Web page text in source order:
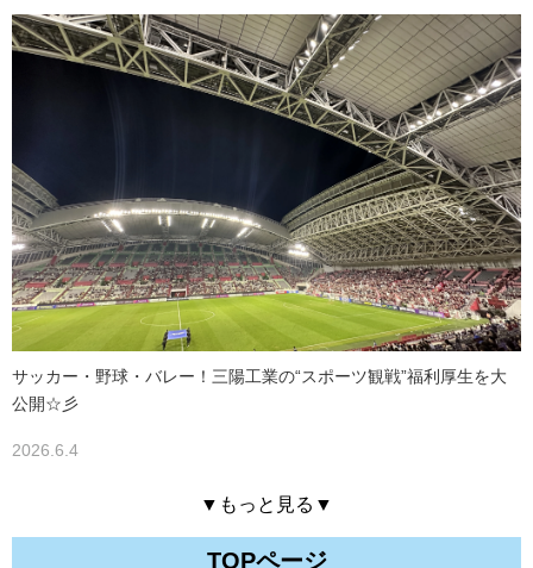
サッカー・野球・バレー！三陽工業の“スポーツ観戦”福利厚生を大
公開☆彡
2026.6.4
▼もっと見る▼
TOPページ